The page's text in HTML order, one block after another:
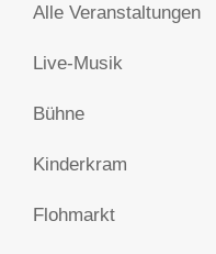
Alle Veranstaltungen
Live-Musik
Bühne
Kinderkram
Flohmarkt